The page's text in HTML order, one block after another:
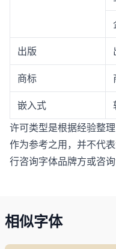
出版
商标
嵌入式
许可类型是根据经验整
作为参考之用，并不代
行咨询字体品牌方或咨询
相似字体